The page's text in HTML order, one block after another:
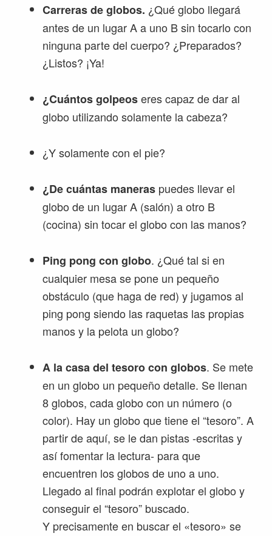
Carreras de globos. ¿Qué globo llegará
antes de un lugar A a uno B sin tocarlo con
ninguna parte del cuerpo? ¿Preparados?
¿Listos? ¡Ya!
¿Cuántos golpeoseres capaz de dar al
globo utilizando solamente la cabeza?
¿Y solamente con el pie?
¿De cuántas maneras puedes llevar el
globo de un lugar A (salón) a otro B
(cocina) sin tocar el globo con las manos?
Ping pong con globo. ¿Qué tal si en
cualquier mesa se pone un pequeño
obstáculo (que haga de red) y jugamos al
ping pong siendo las raquetas las propias
manos y la pelota un globo?
A la casa del tesoro con globos. Se mete
en un globo un pequeño detalle. Se llenan
8 globos, cada globo con un número (o
color). Hay un globo que tiene el “tesoro”. A
partir de aquí, se le dan pistas -escritas y
así fomentar la lectura- para que
encuentren los globos de uno a uno.
Llegado al final podrán explotar el globo y
conseguir el “tesoro” buscado.
Y precisamente en buscar el «tesoro» se